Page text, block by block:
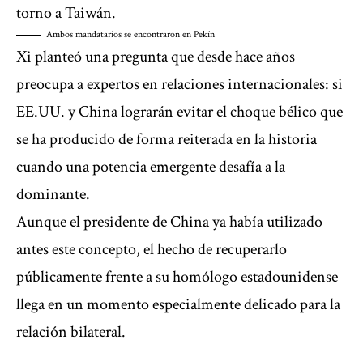
torno a Taiwán.
Ambos mandatarios se encontraron en Pekín
Xi planteó una pregunta que desde hace años
preocupa a expertos en relaciones internacionales: si
EE.UU. y China lograrán evitar el choque bélico que
se ha producido de forma reiterada en la historia
cuando una potencia emergente desafía a la
dominante.
Aunque el presidente de China ya había utilizado
antes este concepto, el hecho de recuperarlo
públicamente frente a su homólogo estadounidense
llega en un momento especialmente delicado para la
relación bilateral.